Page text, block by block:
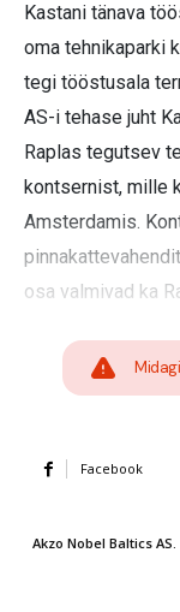
Kastani tänava
oma tehnikaparki
tegi tööstusala
AS-i tehase juht
Raplas tegutsev
kontsernist, mille
Amsterdamis.
osa valmivad ka
Facebook
Akzo Nobel Baltics AS.